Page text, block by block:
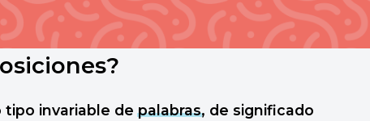
tipo invariable depalabras, de significado